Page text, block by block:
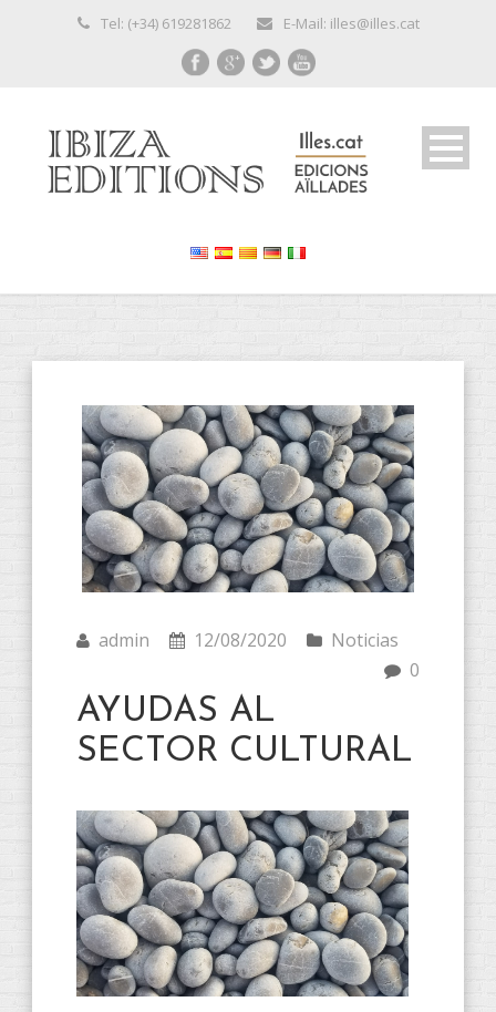
Tel: (+34) 619281862 E-Mail: illes@illes.cat
admin 12/08/2020
Noticias
0
AYUDAS AL
SECTOR CULTURAL